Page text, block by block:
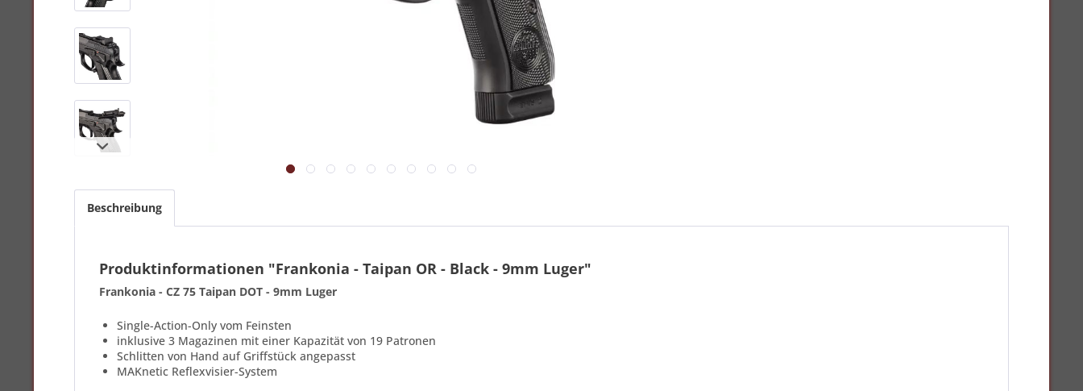
Beschreibung
Produktinformationen "Frankonia - Taipan OR - Black - 9mm Luger"
Frankonia - CZ 75 Taipan DOT - 9mm Luger
Single-Action-Only vom Feinsten
inklusive 3 Magazinen mit einer Kapazität von 19 Patronen
Schlitten von Hand auf Griffstück angepasst
MAKnetic Reflexvisier-System